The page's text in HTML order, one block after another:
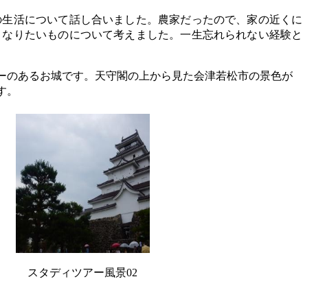
活について話し合いました。農家だったので、家の近くに
りたいものについて考えました。一生忘れられない経験と
あるお城です。天守閣の上から見た会津若松市の景色が
スタディツアー風景02